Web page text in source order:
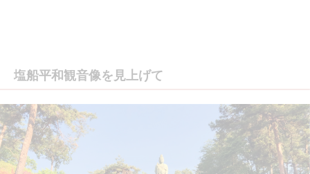
塩船平和観音像を見上げて